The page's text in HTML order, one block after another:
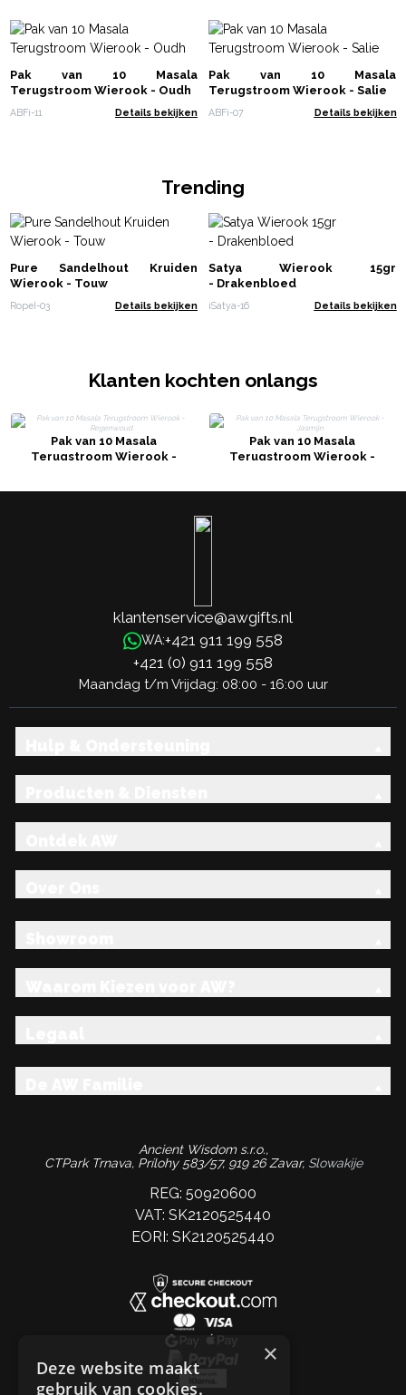
Pak van 10 Masala
Terugstroom Wierook - Oudh
ABFi-11 Details bekijken
Pak van 10 Masala
Terugstroom Wierook - Salie
ABFi-07 Details bekijken
Trending
Pure Sandelhout Kruiden
Wierook - Touw
RopeI-03 Details bekijken
Satya Wierook 15gr
- Drakenbloed
iSatya-16 Details bekijken
Klanten kochten onlangs
Pak van 10 Masala
Terugstroom Wierook -
Pak van 10 Masala
Terugstroom Wierook -
klantenservice@awgifts.nl
WA:+421 911 199 558
+421 (0) 911 199 558
Maandag t/m Vrijdag: 08:00 - 16:00 uur
Ancient Wisdom s.r.o.,
CTPark Trnava, Prílohy 583/57, 919 26 Zavar, Slowakije
REG: 50920600
VAT: SK2120525440
EORI: SK2120525440
×
Deze website maakt
gebruik van cookies.